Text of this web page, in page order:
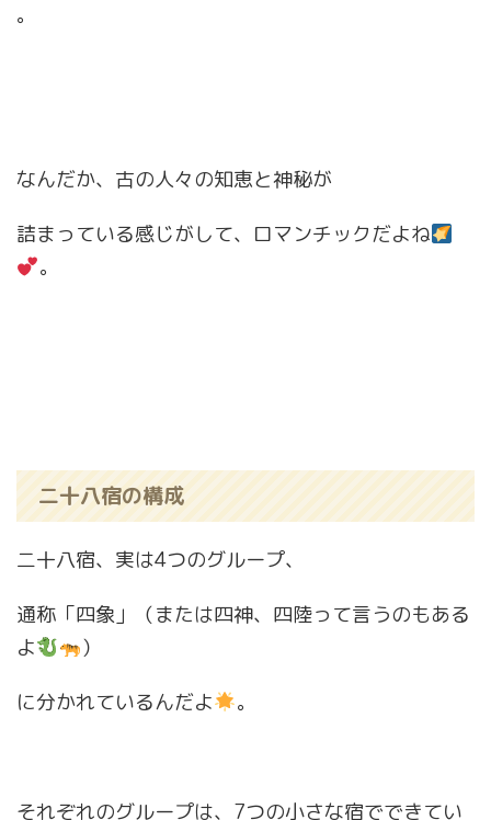
。
なんだか、古の人々の知恵と神秘が
詰まっている感じがして、ロマンチックだよね
。
二十八宿の構成
二十八宿、実は4つのグループ、
通称「四象」（または四神、四陸って言うのもある
よ
）
に分かれているんだよ
。
それぞれのグループは、7つの小さな宿でできてい